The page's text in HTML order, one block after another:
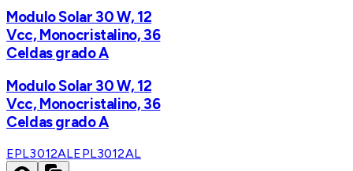
Modulo Solar 30 W, 12
Vcc, Monocristalino, 36
Celdas grado A
Modulo Solar 30 W, 12
Vcc, Monocristalino, 36
Celdas grado A
EPL3012ALEPL3012AL